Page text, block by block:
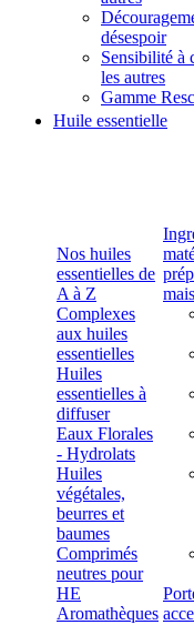
désespoir
Sensibilité à
les autres
Gamme
Huile essentielle
Nos huiles
essentielles de
A à Z
Complexes
aux huiles
essentielles
Huiles
essentielles à
diffuser
Eaux Florales
- Hydrolats
Huiles
végétales,
beurres et
baumes
Comprimés
neutres pour
HE
Aromathèques